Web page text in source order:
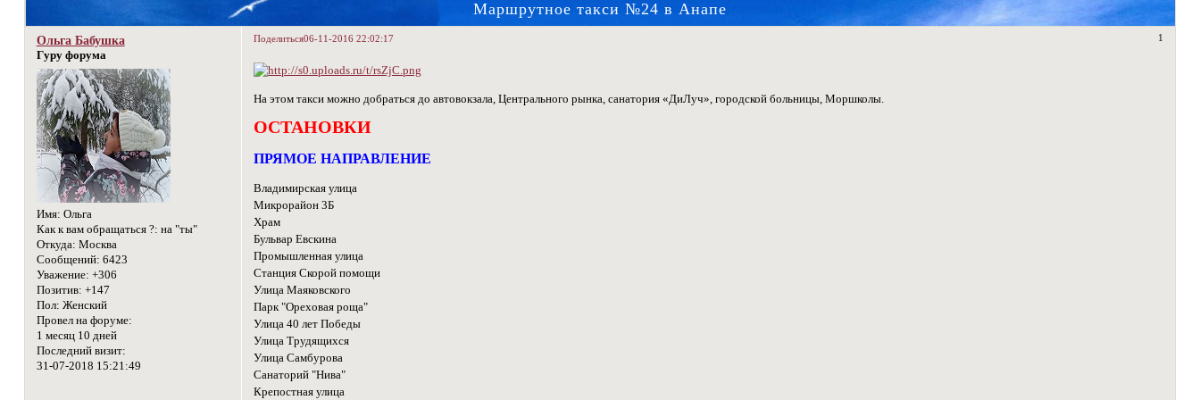
Маршрутное такси №24 в Анапе
Поделиться 1
06-11-2016 22:02:17
Ольга Бабушка
Гуру форума
Имя: Ольга
Как к вам обращаться ?: на "ты"
Откуда: Москва
Сообщений: 6423
Уважение: +306
Позитив: +147
Пол: Женский
Провел на форуме:
1 месяц 10 дней
Последний визит:
31-07-2018 15:21:49
На этом такси можно добраться до автовокзала, Центрального рынка, санатория «ДиЛуч», городской больницы, Моршколы.
ОСТАНОВКИ
ПРЯМОЕ НАПРАВЛЕНИЕ
Владимирская улица
Микрорайон 3Б
Храм
Бульвар Евскина
Промышленная улица
Станция Скорой помощи
Улица Маяковского
Парк "Ореховая роща"
Улица 40 лет Победы
Улица Трудящихся
Улица Самбурова
Санаторий "Нива"
Крепостная улица